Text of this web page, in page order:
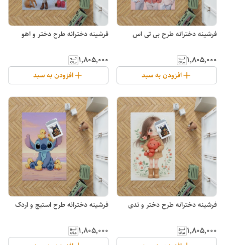
فرشینه دخترانه طرح بی تی اس
۱٬۸۰۵٬۰۰۰
افزودن به سبد
فرشینه دخترانه طرح دختر و اهو
۱٬۸۰۵٬۰۰۰
افزودن به سبد
فرشینه دخترانه طرح دختر و تدی
۱٬۸۰۵٬۰۰۰
فرشینه دخترانه طرح استیج و اردک
۱٬۸۰۵٬۰۰۰